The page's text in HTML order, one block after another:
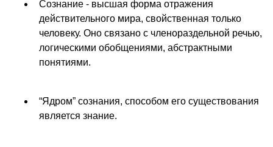
Сознание - высшая форма отражения
действительного мира, свойственная только
человеку. Оно связано с членораздельной речью,
логическими обобщениями, абстрактными
понятиями.
“Ядром” сознания, способом его существования
является знание.